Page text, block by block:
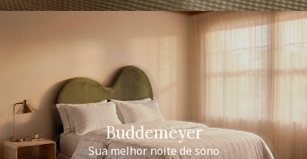
Buddemeyer
Sua melhor noite de sono